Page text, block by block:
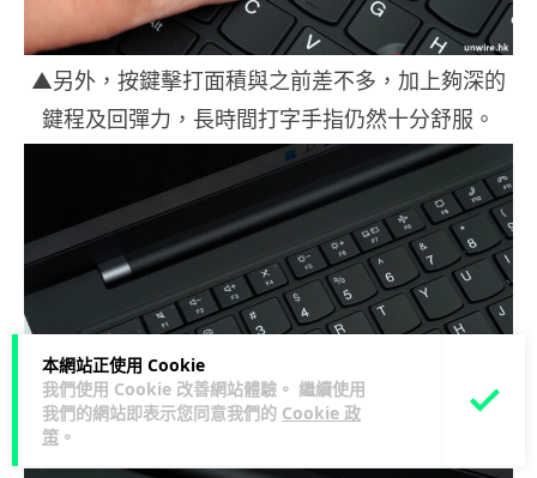
本網站正使用 Cookie
我們使用 Cookie 改善網站體驗。 繼續使用
我們的網站即表示您同意我們的 Cookie 政
策 。
▲另外，按鍵擊打面積與之前差不多，加上夠深的
鍵程及回彈力，長時間打字手指仍然十分舒服。